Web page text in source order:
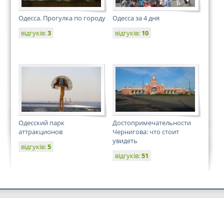
Одесса. Прогулка по городу
відгуків:3
Одесса за 4 дня
відгуків: 10
Одесский парк
аттракционов
відгуків:5
Достопримечательности
Чернигова: что стоит
увидеть
відгуків:51